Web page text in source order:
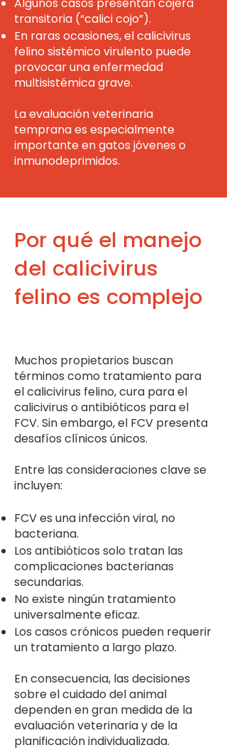
transitoria (“calici cojo”).
En raras ocasiones, el calicivirus
felino sistémico virulento puede
provocar una enfermedad
multisistémica grave.
La evaluación veterinaria
temprana es especialmente
importante en gatos jóvenes o
inmunodeprimidos.
Por qué el manejo
del calicivirus
felino es complejo
Muchos propietarios buscan
términos como tratamiento para
el calicivirus felino, cura para el
calicivirus o antibióticos para el
FCV. Sin embargo, el FCV presenta
desafíos clínicos únicos.
Entre las consideraciones clave se
incluyen:
FCV es una infección viral, no
bacteriana.
Los antibióticos solo tratan las
complicaciones bacterianas
secundarias.
No existe ningún tratamiento
universalmente eficaz.
Los casos crónicos pueden requerir
un tratamiento a largo plazo.
En consecuencia, las decisiones
sobre el cuidado del animal
dependen en gran medida de la
evaluación veterinaria y de la
planificación individualizada.